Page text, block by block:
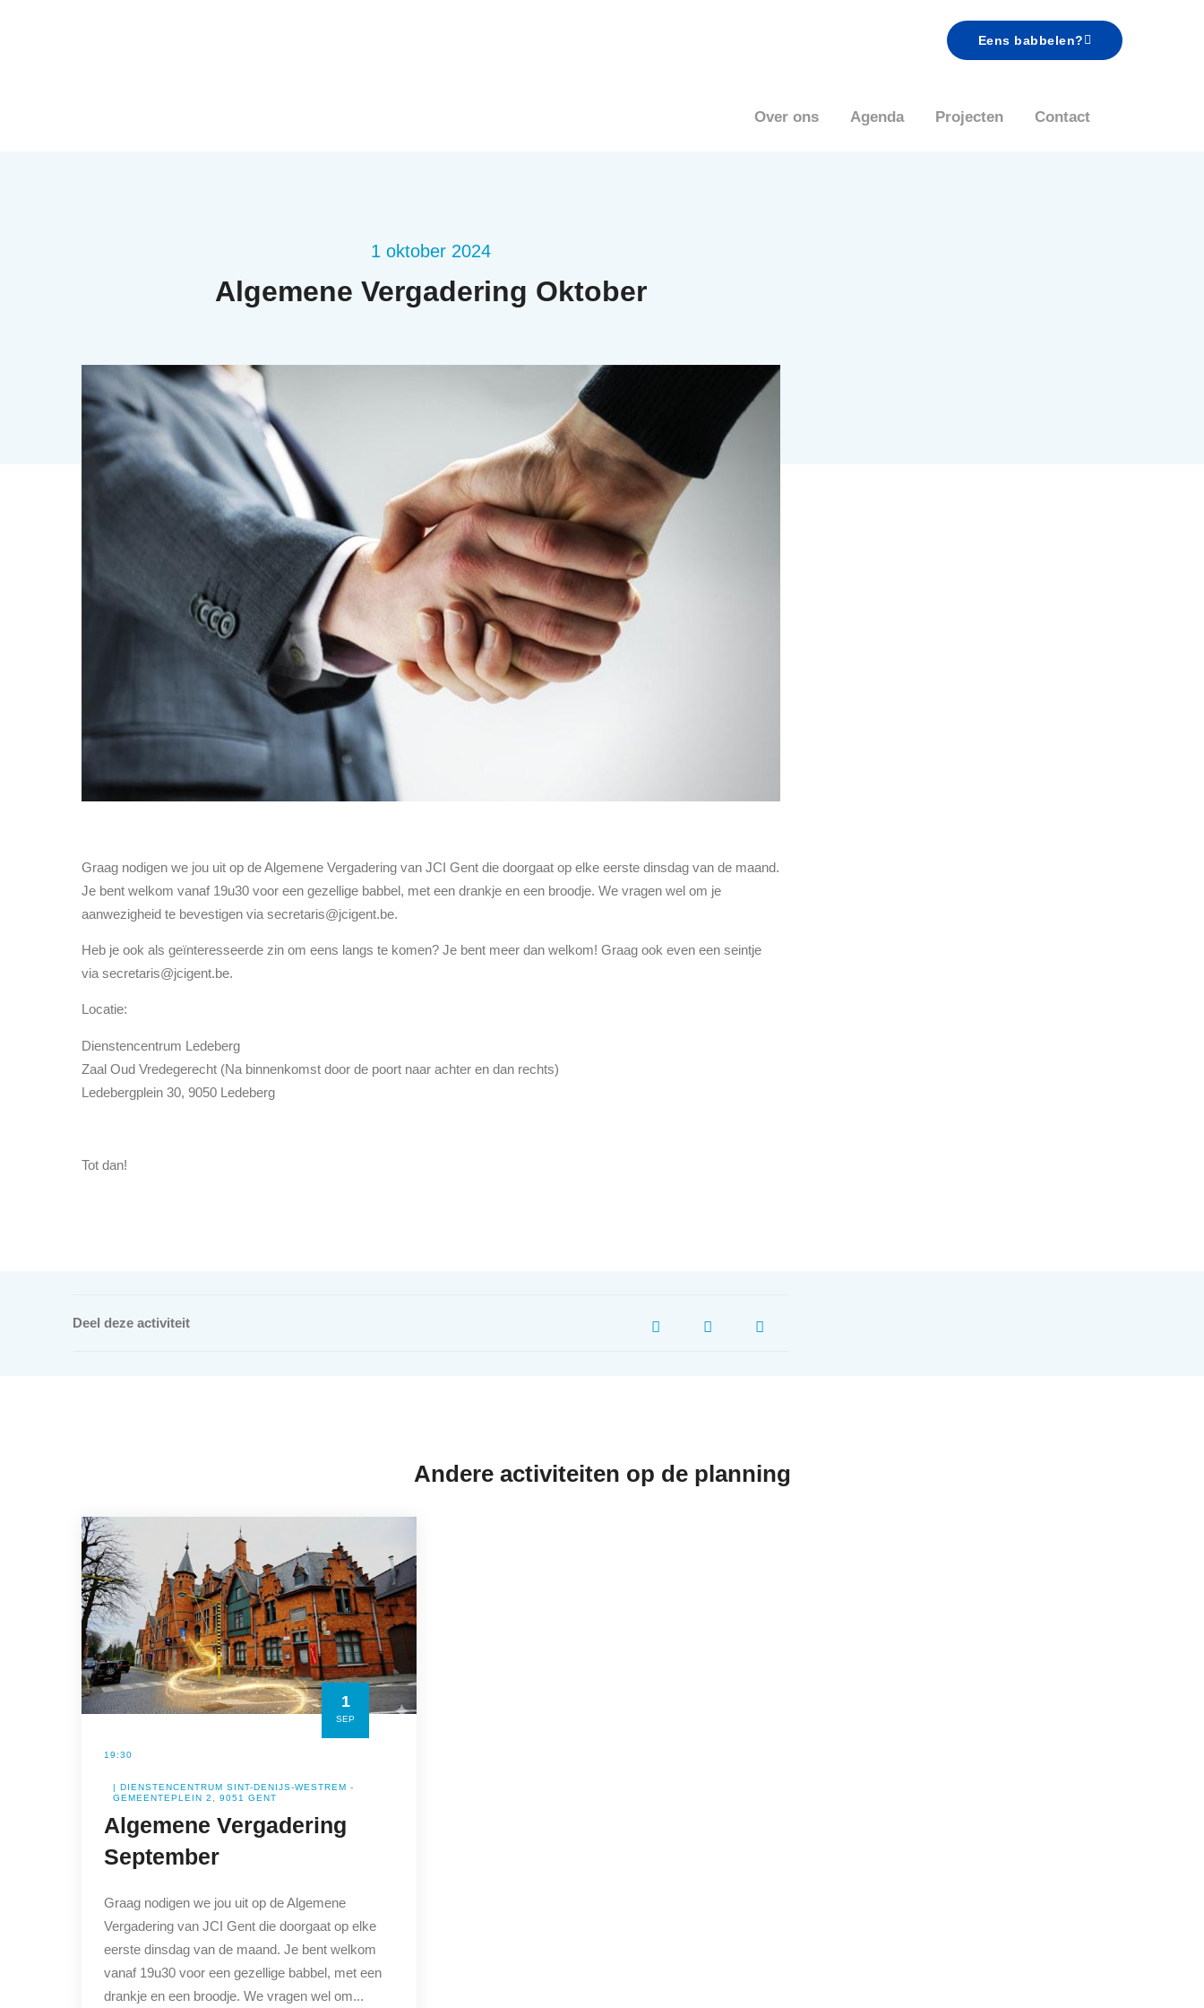
Eens babbelen?
Over ons Agenda Projecten Contact
1 oktober 2024
Algemene Vergadering Oktober
Graag nodigen we jou uit op de Algemene Vergadering van JCI Gent die doorgaat op elke eerste dinsdag van de maand.
Je bent welkom vanaf 19u30 voor een gezellige babbel, met een drankje en een broodje. We vragen wel om je
aanwezigheid te bevestigen via secretaris@jcigent.be.
Heb je ook als geïnteresseerde zin om eens langs te komen? Je bent meer dan welkom! Graag ook even een seintje
via secretaris@jcigent.be.
Locatie:
Dienstencentrum Ledeberg
Zaal Oud Vredegerecht (Na binnenkomst door de poort naar achter en dan rechts)
Ledebergplein 30, 9050 Ledeberg
Tot dan!
Deel deze activiteit
Andere activiteiten op de planning
1
SEP
19:30
| DIENSTENCENTRUM SINT-DENIJS-WESTREM -
GEMEENTEPLEIN 2, 9051 GENT
Algemene Vergadering
September
Graag nodigen we jou uit op de Algemene
Vergadering van JCI Gent die doorgaat op elke
eerste dinsdag van de maand. Je bent welkom
vanaf 19u30 voor een gezellige babbel, met een
drankje en een broodje. We vragen wel om...